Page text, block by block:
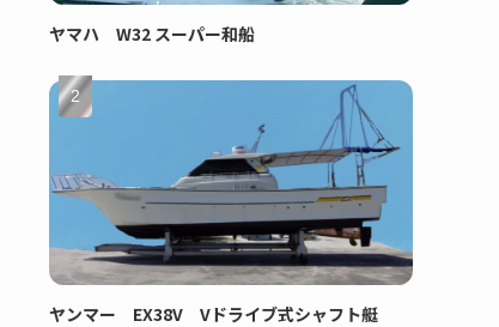
ヤマハ W32 スーパー和船
ヤンマー EX38V Vドライブ式シャフト艇